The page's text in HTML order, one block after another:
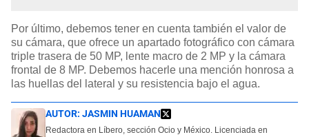
Por último, debemos tener en cuenta también el valor de
su cámara, que ofrece un apartado fotográfico con cámara
triple trasera de 50 MP, lente macro de 2 MP y la cámara
frontal de 8 MP. Debemos hacerle una mención honrosa a
las huellas del lateral y su resistencia bajo el agua.
AUTOR: JASMIN HUAMAN
Redactora en Líbero, sección Ocio y México. Licenciada en